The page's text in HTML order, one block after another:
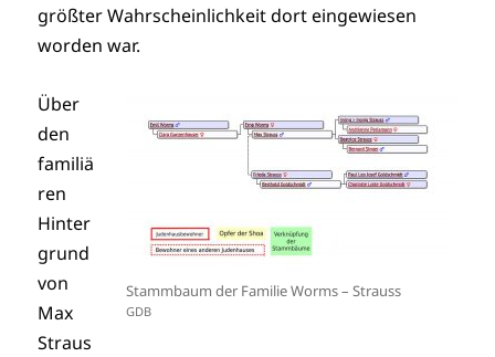
größter Wahrscheinlichkeit dort eingewiesen
worden war.
Stammbaum der Familie Worms – Strauss
GDB
Über
den
familiä
ren
Hinter
grund
von
Max
Straus